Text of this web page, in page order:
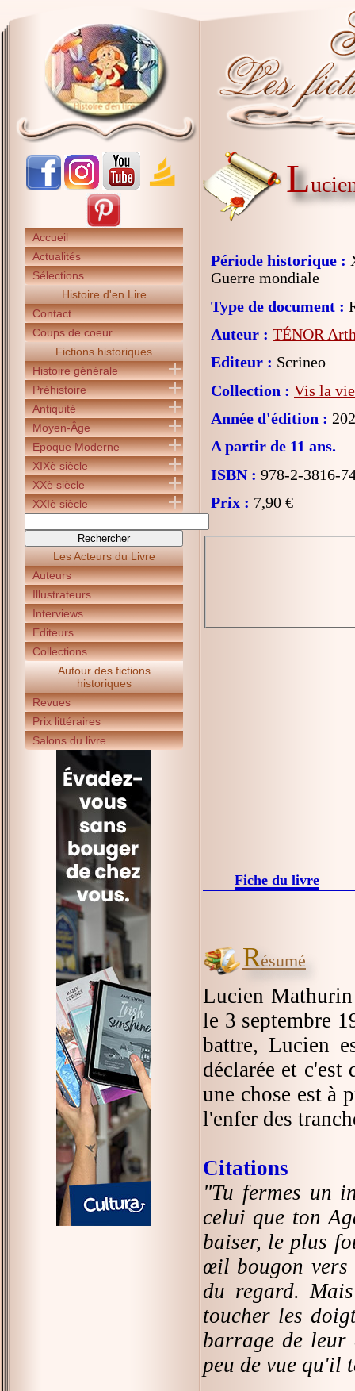
Accueil
Actualités
Sélections
Histoire d'en Lire
Contact
Coups de coeur
Fictions historiques
Histoire générale
Préhistoire
Antiquité
Moyen-Âge
Epoque Moderne
XIXè siècle
XXè siècle
XXIè siècle
Les Acteurs du Livre
Auteurs
Illustrateurs
Interviews
Editeurs
Collections
Autour des fictions
historiques
Revues
Prix littéraires
Salons du livre
L
Période historique :
Guerre mondiale
Type de document :
Auteur : TÉNOR
Editeur : Scrineo
Collection : Vis la
Année d'édition :
A partir de 11 ans.
ISBN : 978-2-3816-
Prix : 7,90 €
Fiche du livre
Résumé
Lucien
le 3 septembre
battre, Lucien
déclarée et
une chose est à
l'enfer des
Citations
"Tu fermes un
celui que ton
baiser, le plus
œil bougon vers
du regard.
toucher les
barrage de leur
peu de vue qu'il